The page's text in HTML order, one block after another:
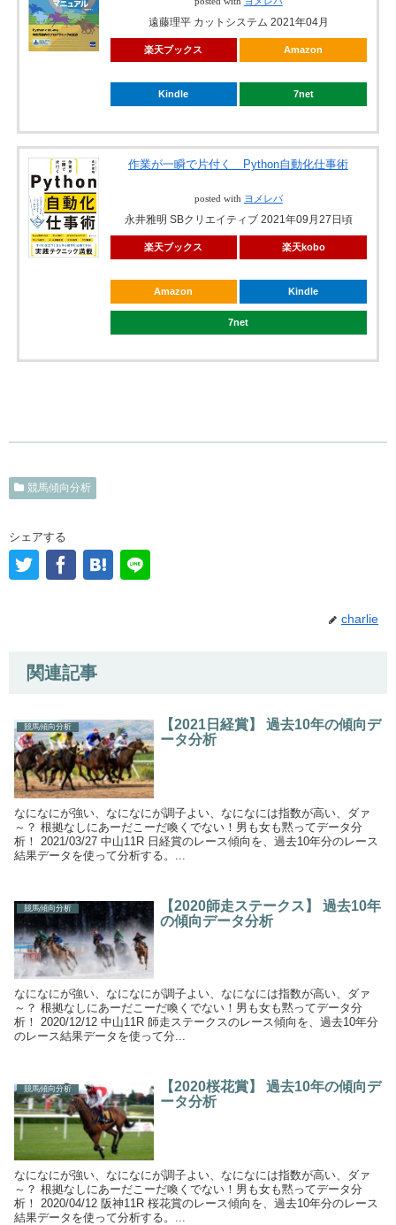
遠藤理平 カットシステム 2021年04月
楽天ブックス Amazon
Kindle 7net
作業が一瞬で片付く Python自動化仕事術
posted with ヨメレバ
永井雅明 SBクリエイティブ 2021年09月27日頃
楽天ブックス 楽天kobo
Amazon Kindle
7net
競馬傾向分析
シェアする
charlie
関連記事
競馬傾向分析
【2021日経賞】 過去10年の傾向デ
ータ分析
なになにが強い、なになにが調子よい、なになには指数が高い、ダァ
～？ 根拠なしにあーだこーだ喚くでない！男も女も黙ってデータ分
析！ 2021/03/27 中山11R 日経賞のレース傾向を、過去10年分のレース
結果データを使って分析する。...
競馬傾向分析
【2020師走ステークス】 過去10年
の傾向データ分析
なになにが強い、なになにが調子よい、なになには指数が高い、ダァ
～？ 根拠なしにあーだこーだ喚くでない！男も女も黙ってデータ分
析！ 2020/12/12 中山11R 師走ステークスのレース傾向を、過去10年分
のレース結果データを使って分...
競馬傾向分析
【2020桜花賞】 過去10年の傾向デ
ータ分析
なになにが強い、なになにが調子よい、なになには指数が高い、ダァ
～？ 根拠なしにあーだこーだ喚くでない！男も女も黙ってデータ分
析！ 2020/04/12 阪神11R 桜花賞のレース傾向を、過去10年分のレース
結果データを使って分析する。...